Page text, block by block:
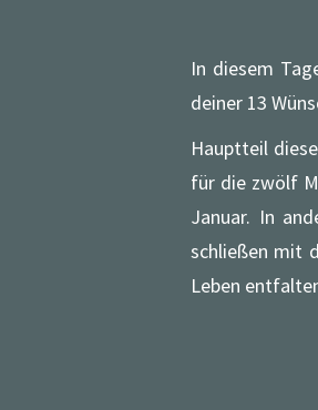
In diesem
deiner 13
Hauptteil
für die zwölf
Januar. In
schließen mit
Leben